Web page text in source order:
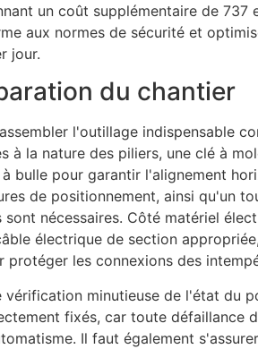
un coût supplémentaire de 737
aux normes de sécurité et
jour.
du chantier
l'outillage indispensable
à la nature des piliers, une clé à
bulle pour garantir l'alignement
de positionnement, ainsi qu'un
nécessaires. Côté matériel
électrique de section
les connexions des
minutieuse de l'état du
fixés, car toute défaillance
Il faut également